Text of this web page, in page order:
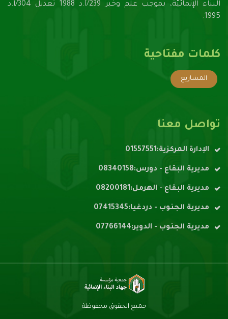
البناء الإنمائيّة، بموجب علم وخبر 239/أ.د 1988 تعديل 304/أ.د
1995.
كلمات مفتاحية
المشاريع
تواصل معنا
الإدارة المركزية:01557551
مديرية البقاع - دورس:08340158
مديرية البقاع - الهرمل:08200181
مديرية الجنوب - دردغيا:07415345
مديرية الجنوب - الدوير:07766144
جميع الحقوق محفوظة